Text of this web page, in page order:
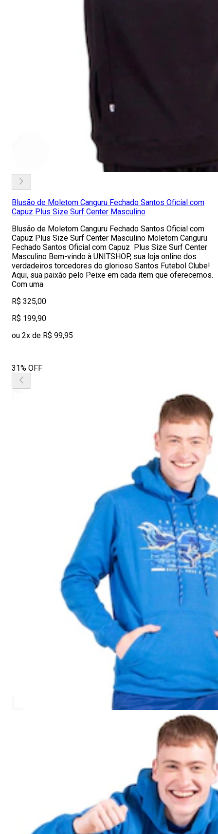
Blusão de Moletom Canguru Fechado Santos Oficial com
Capuz Plus Size Surf Center Masculino
Blusão de Moletom Canguru Fechado Santos Oficial com
Capuz Plus Size Surf Center Masculino Moletom Canguru
Fechado Santos Oficial com Capuz Plus Size Surf Center
Masculino Bem-vindo à UNITSHOP, sua loja online dos
verdadeiros torcedores do glorioso Santos Futebol Clube!
Aqui, sua paixão pelo Peixe em cada item que oferecemos.
Com uma
R$ 325,00
R$ 199,90
ou 2x de R$ 99,95
31% OFF